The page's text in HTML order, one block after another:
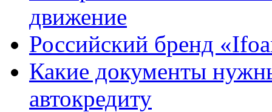
движение
Российский бренд
Какие документы
автокредиту